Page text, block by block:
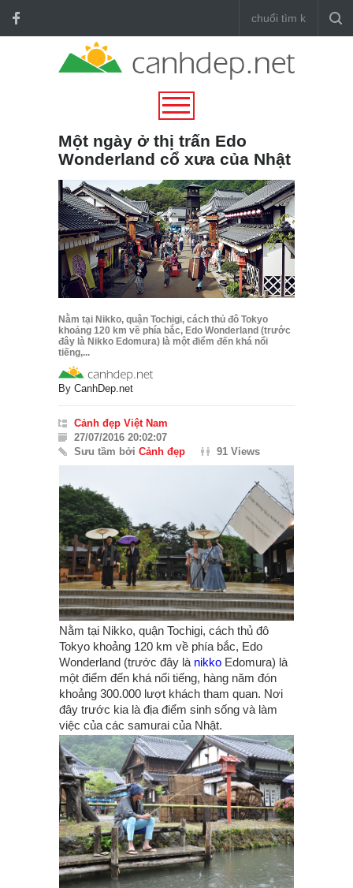
Một ngày ở thị trấn Edo
Wonderland cổ xưa của Nhật
Nằm tại Nikko, quận Tochigi, cách thủ đô Tokyo
khoảng 120 km về phía bắc, Edo Wonderland (trước
đây là Nikko Edomura) là một điểm đến khá nổi
tiếng,...
By CanhDep.net
Cảnh đẹp Việt Nam
27/07/2016 20:02:07
Sưu tầm bởi Cảnh đẹp 91 Views
Nằm tại Nikko, quận Tochigi, cách thủ đô
Tokyo khoảng 120 km về phía bắc, Edo
Wonderland (trước đây là nikko Edomura) là
một điểm đến khá nổi tiếng, hàng năm đón
khoảng 300.000 lượt khách tham quan. Nơi
đây trước kia là địa điểm sinh sống và làm
việc của các samurai của Nhật.